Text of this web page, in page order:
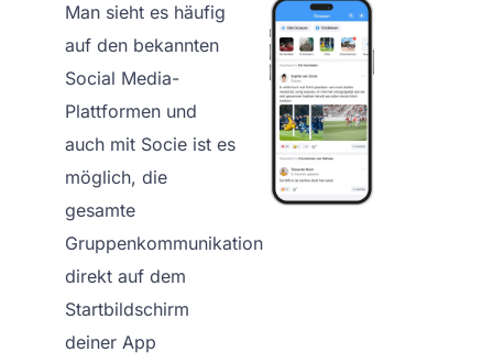
Man sieht es häufig
auf den bekannten
Social Media-
Plattformen und
auch mit Socie ist es
möglich, die
gesamte
Gruppenkommunikation
direkt auf dem
Startbildschirm
deiner App